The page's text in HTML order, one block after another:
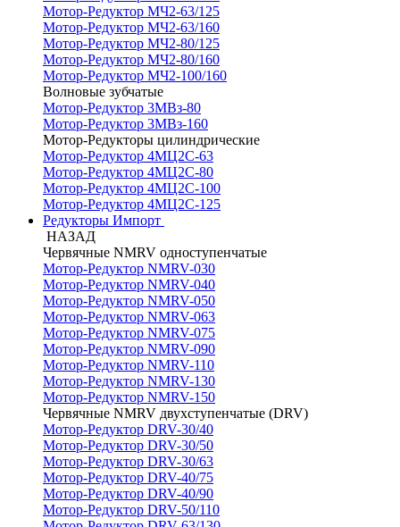
Мотор-Редуктор МЧ2-63/125
Мотор-Редуктор МЧ2-63/160
Мотор-Редуктор МЧ2-80/125
Мотор-Редуктор МЧ2-80/160
Мотор-Редуктор МЧ2-100/160
Волновые зубчатые
Мотор-Редуктор 3МВз-80
Мотор-Редуктор 3МВз-160
Мотор-Редукторы цилиндрические
Мотор-Редуктор 4МЦ2С-63
Мотор-Редуктор 4МЦ2С-80
Мотор-Редуктор 4МЦ2С-100
Мотор-Редуктор 4МЦ2С-125
Редукторы Импорт
НАЗАД
Червячные NMRV одноступенчатые
Мотор-Редуктор NMRV-030
Мотор-Редуктор NMRV-040
Мотор-Редуктор NMRV-050
Мотор-Редуктор NMRV-063
Мотор-Редуктор NMRV-075
Мотор-Редуктор NMRV-090
Мотор-Редуктор NMRV-110
Мотор-Редуктор NMRV-130
Мотор-Редуктор NMRV-150
Червячные NMRV двухступенчатые (DRV)
Мотор-Редуктор DRV-30/40
Мотор-Редуктор DRV-30/50
Мотор-Редуктор DRV-30/63
Мотор-Редуктор DRV-40/75
Мотор-Редуктор DRV-40/90
Мотор-Редуктор DRV-50/110